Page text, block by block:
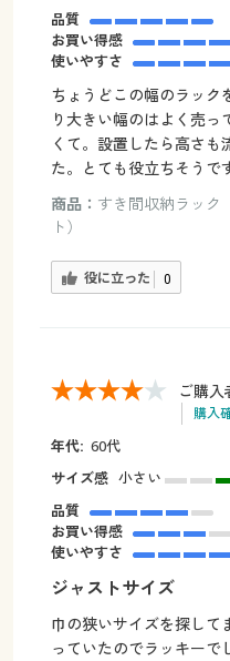
品質
お買い得感
使いやすさ
ちょうどこの幅のラック
り大きい幅のはよく売っ
くて。設置したら高さも
た。とても役立ちそうで
商品： すき間収納ラック
ト）
役に立った 0
ご購入
購入
年代: 60代
サイズ感 小さい
品質
お買い得感
使いやすさ
ジャストサイズ
巾の狭いサイズを探して
っていたのでラッキーで